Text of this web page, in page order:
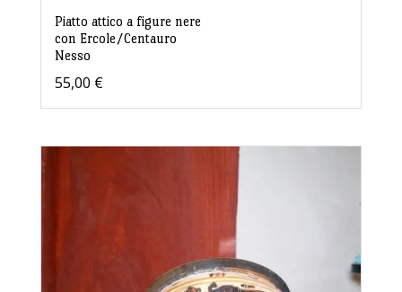
Piatto attico a figure nere
con Ercole/Centauro
Nesso
55,00 €